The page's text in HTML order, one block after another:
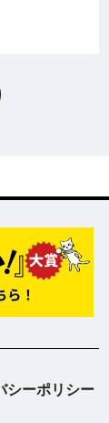
シーポリシー